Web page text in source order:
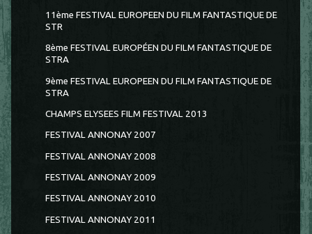
11ème FESTIVAL EUROPEEN DU FILM FANTASTIQUE DE
STR
8ème FESTIVAL EUROPÉEN DU FILM FANTASTIQUE DE
STRA
9ème FESTIVAL EUROPEEN DU FILM FANTASTIQUE DE
STRA
CHAMPS ELYSEES FILM FESTIVAL 2013
FESTIVAL ANNONAY 2007
FESTIVAL ANNONAY 2008
FESTIVAL ANNONAY 2009
FESTIVAL ANNONAY 2010
FESTIVAL ANNONAY 2011